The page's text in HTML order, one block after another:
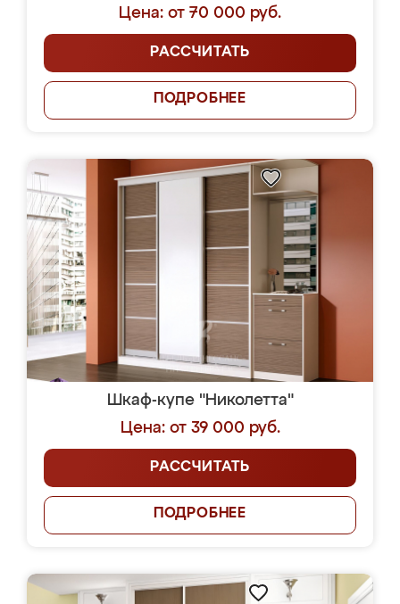
Цена: от 70 000 руб.
РАССЧИТАТЬ
ПОДРОБНЕЕ
Шкаф-купе "Николетта"
Цена: от 39 000 руб.
РАССЧИТАТЬ
ПОДРОБНЕЕ